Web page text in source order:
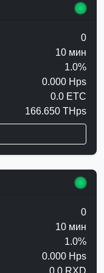
0
10 мин
1.0%
0.000 Hps
0.0 ETC
166.650 THps
0
10 мин
1.0%
0.000 Hps
0.0 RXD